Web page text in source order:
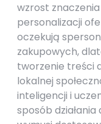
wzrost
personalizacji
oczekują
zakupowych,
tworzenie treści
lokalnej
inteligencji i
sposób